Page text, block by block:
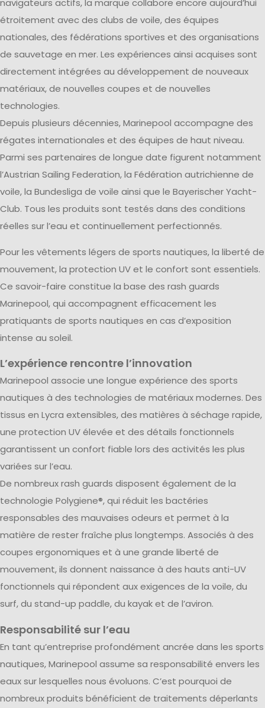
navigateurs actifs, la marque collabore encore aujourd’hui
étroitement avec des clubs de voile, des équipes
nationales, des fédérations sportives et des organisations
de sauvetage en mer. Les expériences ainsi acquises sont
directement intégrées au développement de nouveaux
matériaux, de nouvelles coupes et de nouvelles
technologies.
Depuis plusieurs décennies, Marinepool accompagne des
régates internationales et des équipes de haut niveau.
Parmi ses partenaires de longue date figurent notamment
l’Austrian Sailing Federation, la Fédération autrichienne de
voile, la Bundesliga de voile ainsi que le Bayerischer Yacht-
Club. Tous les produits sont testés dans des conditions
réelles sur l’eau et continuellement perfectionnés.
Pour les vêtements légers de sports nautiques, la liberté de
mouvement, la protection UV et le confort sont essentiels.
Ce savoir-faire constitue la base des rash guards
Marinepool, qui accompagnent efficacement les
pratiquants de sports nautiques en cas d’exposition
intense au soleil.
L’expérience rencontre l’innovation
Marinepool associe une longue expérience des sports
nautiques à des technologies de matériaux modernes. Des
tissus en Lycra extensibles, des matières à séchage rapide,
une protection UV élevée et des détails fonctionnels
garantissent un confort fiable lors des activités les plus
variées sur l’eau.
De nombreux rash guards disposent également de la
technologie Polygiene®, qui réduit les bactéries
responsables des mauvaises odeurs et permet à la
matière de rester fraîche plus longtemps. Associés à des
coupes ergonomiques et à une grande liberté de
mouvement, ils donnent naissance à des hauts anti-UV
fonctionnels qui répondent aux exigences de la voile, du
surf, du stand-up paddle, du kayak et de l’aviron.
Responsabilité sur l’eau
En tant qu’entreprise profondément ancrée dans les sports
nautiques, Marinepool assume sa responsabilité envers les
eaux sur lesquelles nous évoluons. C’est pourquoi de
nombreux produits bénéficient de traitements déperlants